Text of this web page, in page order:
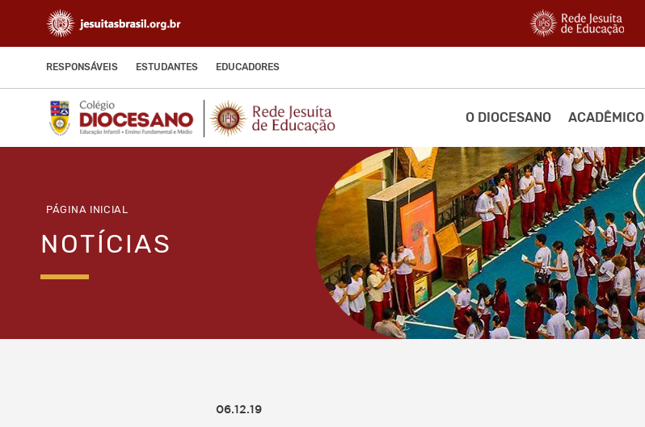
RESPONSÁVEIS ESTUDANTES EDUCADORES
O DIOCESANO ACADÊMICO
PÁGINA INICIAL
NOTÍCIAS
06.12.19